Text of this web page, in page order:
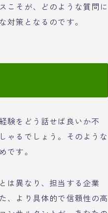
こそが、どのような質問に
策となるのです。
験をどう話せば良いか不
ゃるでしょう。そのような
です。
は異なり、担当する企業
、より具体的で信頼性の高